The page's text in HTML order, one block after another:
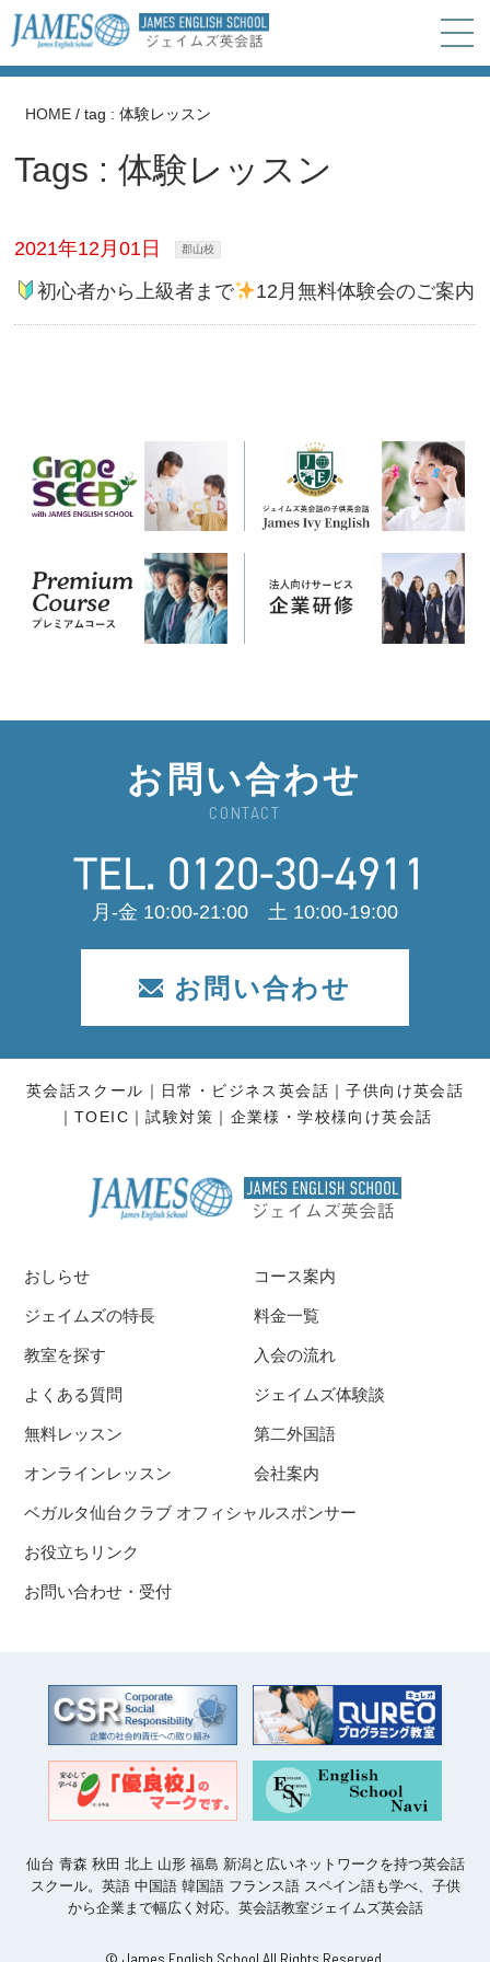
HOME /tag : 体験レッスン
Tags : 体験レッスン
2021年12月01日 郡山校
初心者から上級者まで 12月無料体験会のご案内
お問い合わせ
CONTACT
月-金 10:00-21:00 土 10:00-19:00
お問い合わせ
英会話スクール 日常・ビジネス英会話
子供向け英会話
TOEIC
試験対策 企業様・学校様向け英会話
おしらせ
ジェイムズの特長
教室を探す
コース案内
料金一覧
入会の流れ
よくある質問
無料レッスン
オンラインレッスン
ジェイムズ体験談
第二外国語
会社案内
ベガルタ仙台クラブ オフィシャルスポンサー
お役立ちリンク
お問い合わせ・受付
仙台 青森 秋田 北上 山形 福島 新潟と広いネットワークを持つ英会話
スクール。英語 中国語 韓国語 フランス語 スペイン語も学べ、子供
から企業まで幅広く対応。英会話教室ジェイムズ英会話
© James English School All Rights Reserved.